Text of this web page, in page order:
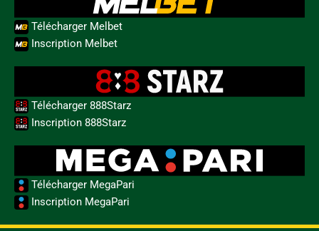
Télécharger Melbet
Inscription Melbet
Télécharger 888Starz
Inscription 888Starz
Télécharger MegaPari
Inscription MegaPari